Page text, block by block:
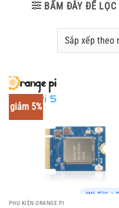
BẤM ĐÂY ĐỂ LỌC
giảm 5%
PHỤ KIỆN ORANGE PI